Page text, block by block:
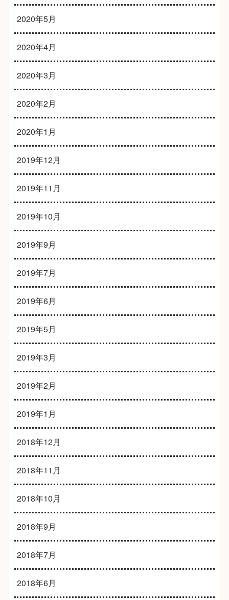
2020年5月
2020年4月
2020年3月
2020年2月
2020年1月
2019年12月
2019年11月
2019年10月
2019年9月
2019年7月
2019年6月
2019年5月
2019年3月
2019年2月
2019年1月
2018年12月
2018年11月
2018年10月
2018年9月
2018年7月
2018年6月